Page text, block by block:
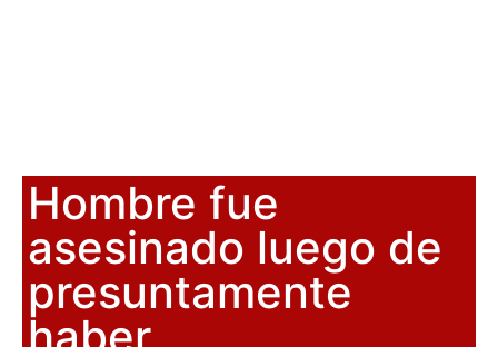
Hombre fue
asesinado luego de
presuntamente